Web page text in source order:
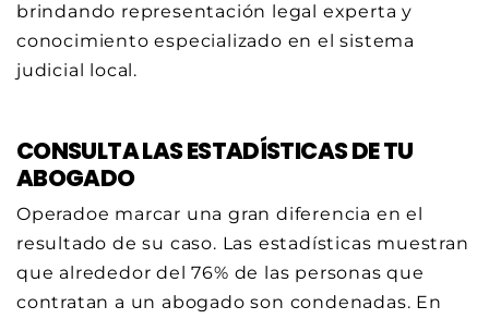
brindando representación legal experta y
conocimiento especializado en el sistema
judicial local.
CONSULTA LAS ESTADÍSTICAS DE TU
ABOGADO
Operadoe marcar una gran diferencia en el
resultado de su caso. Las estadísticas muestran
que alrededor del 76% de las personas que
contratan a un abogado son condenadas. En